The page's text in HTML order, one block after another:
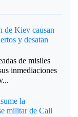
de Kiev causan
y desatan
de misiles
inmediaciones
la
militar de Cali